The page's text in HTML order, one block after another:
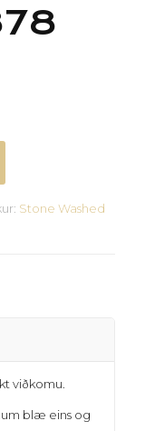
Stone Washed
viðkomu.
blæ eins og